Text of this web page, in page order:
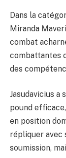
Dans la
Miranda
combat
combattantes
des
Jasudavicius a
pound
en position
répliquer avec
soumission,